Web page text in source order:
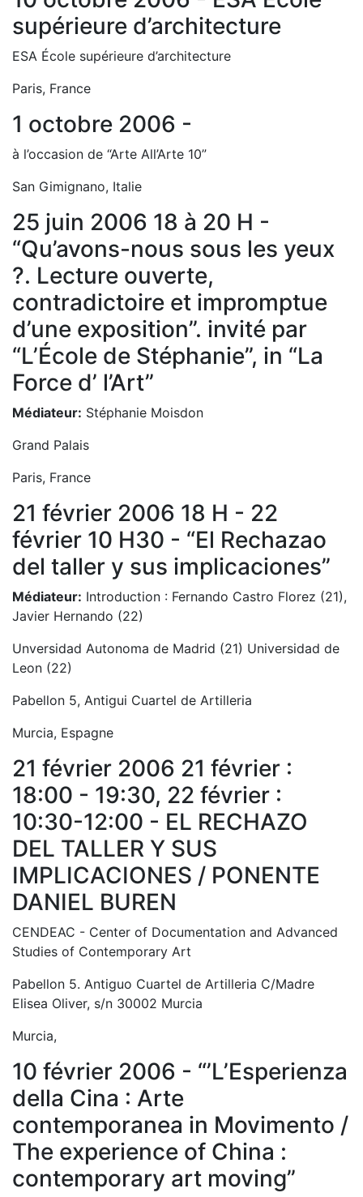
supérieure d’architecture
ESA École supérieure d’architecture
Paris, France
1 octobre 2006 -
à l’occasion de “Arte All’Arte 10”
San Gimignano, Italie
25 juin 2006 18 à 20 H -
“Qu’avons-nous sous les yeux
?. Lecture ouverte,
contradictoire et impromptue
d’une exposition”. invité par
“L’École de Stéphanie”, in “La
Force d’ l’Art”
Médiateur: Stéphanie Moisdon
Grand Palais
Paris, France
21 février 2006 18 H - 22
février 10 H30 - “El Rechazao
del taller y sus implicaciones”
Médiateur: Introduction : Fernando Castro Florez (21),
Javier Hernando (22)
Unversidad Autonoma de Madrid (21) Universidad de
Leon (22)
Pabellon 5, Antigui Cuartel de Artilleria
Murcia, Espagne
21 février 2006 21 février :
18:00 - 19:30, 22 février :
10:30-12:00 - EL RECHAZO
DEL TALLER Y SUS
IMPLICACIONES / PONENTE
DANIEL BUREN
CENDEAC - Center of Documentation and Advanced
Studies of Contemporary Art
Pabellon 5. Antiguo Cuartel de Artilleria C/Madre
Elisea Oliver, s/n 30002 Murcia
Murcia,
10 février 2006 - “’L’Esperienza
della Cina : Arte
contemporanea in Movimento /
The experience of China :
contemporary art moving”